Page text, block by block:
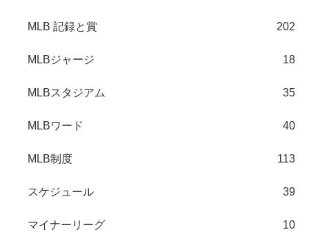
MLB 記録と賞 202
MLBジャージ 18
MLBスタジアム 35
MLBワード 40
MLB制度 113
スケジュール 39
マイナーリーグ 10